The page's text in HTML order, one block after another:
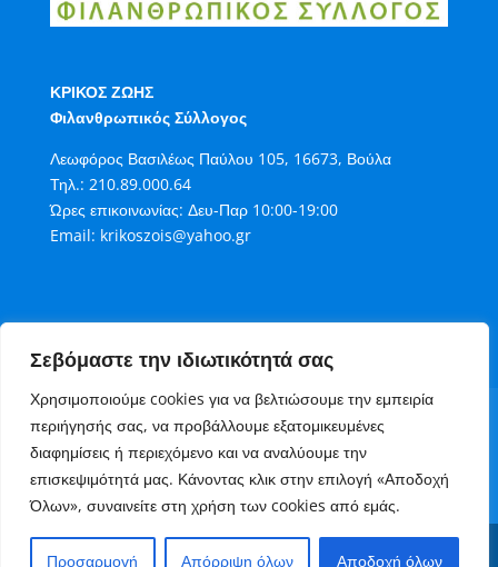
Σεβόμαστε την ιδιωτικότητά σας
Χρησιμοποιούμε cookies για να βελτιώσουμε την εμπειρία
περιήγησής σας, να προβάλλουμε εξατομικευμένες
διαφημίσεις ή περιεχόμενο και να αναλύουμε την
επισκεψιμότητά μας. Κάνοντας κλικ στην επιλογή «Αποδοχή
Όλων», συναινείτε στη χρήση των cookies από εμάς.
Προσαρμογή Απόρριψη όλων Αποδοχή όλων
ΚΡΙΚΟΣ ΖΩΗΣ
Φιλανθρωπικός Σύλλογος
Λεωφόρος Βασιλέως Παύλου 105, 16673, Βούλα
Τηλ.: 210.89.000.64
Ώρες επικοινωνίας: Δευ-Παρ 10:00-19:00
Email: krikoszois@yahoo.gr
Όροι Χρήσης
Πολιτική Cookies
Πολιτική Απορρήτου
Τρόποι Συνεισφοράς στον Κρίκο Ζωής
Επικοινωνία
Copyright 2006 - 2023 Κρίκος Ζωής Φιλανθρωπικός